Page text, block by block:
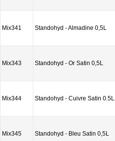
Mix341 Standohyd - Almadine 0,5L
Mix343 Standohyd - Or Satin 0,5L
Mix344 Standohyd - Cuivre Satin 0.5L
Mix345 Standohyd - Bleu Satin 0,5L